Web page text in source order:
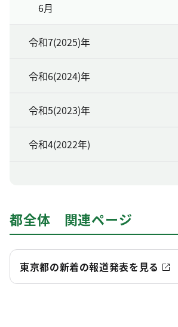
6月
令和7(2025)年
令和6(2024)年
令和5(2023)年
令和4(2022年)
都全体 関連ページ
東京都の新着の報道発表を見る